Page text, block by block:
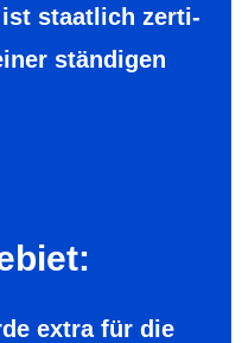
ist staat­lich zerti­
ständigen
extra für die